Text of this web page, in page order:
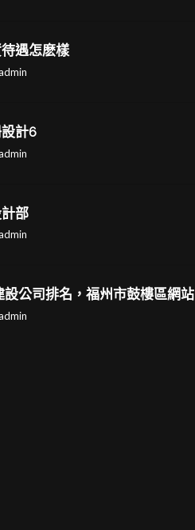
遇怎麽樣
計6
部
公司排名，福州市鼓樓區網站